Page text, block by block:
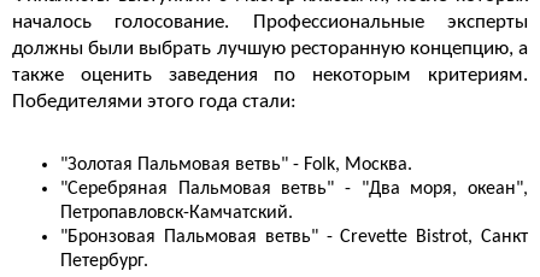
началось голосование. Профессиональные эксперты
должны были выбрать лучшую ресторанную концепцию, а
также оценить заведения по некоторым критериям.
Победителями этого года стали:
"Золотая Пальмовая ветвь" - Folk, Москва.
"Серебряная Пальмовая ветвь" - "Два моря, океан",
Петропавловск-Камчатский.
"Бронзовая Пальмовая ветвь" - Crevette Bistrot, Санкт
Петербург.